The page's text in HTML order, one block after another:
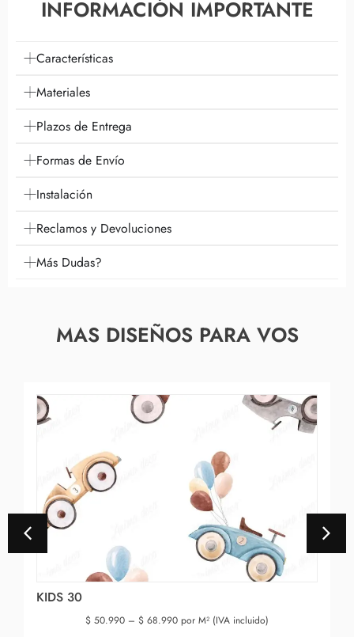
INFORMACIÓN IMPORTANTE
Características
Materiales
Plazos de Entrega
Formas de Envío
Instalación
Reclamos y Devoluciones
Más Dudas?
MAS DISEÑOS PARA VOS
KIDS 30
$ 50.990 – $ 68.990 por M² (IVA incluido)